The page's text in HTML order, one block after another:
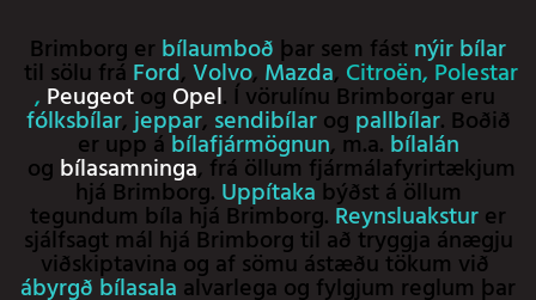
Brimborg er bílaumboð þar sem fást nýir bílar
til sölu frá Ford, Volvo, Mazda, Citroën,Polestar
, Peugeotog Opel. Í vörulínu Brimborgar eru
fólksbílar,jeppar, sendibílarog pallbílar. Boðið
er upp ábílafjármögnun, m.a. bílalán
og bílasamninga, frá öllum fjármálafyrirtækjum
hjá Brimborg. Uppítakabýðst á öllum
tegundum bíla hjá Brimborg. Reynsluaksturer
sjálfsagt mál hjá Brimborg til að tryggja ánægju
viðskiptavina og af sömu ástæðu tökum við
ábyrgð bílasala alvarlega og fylgjum reglum þar